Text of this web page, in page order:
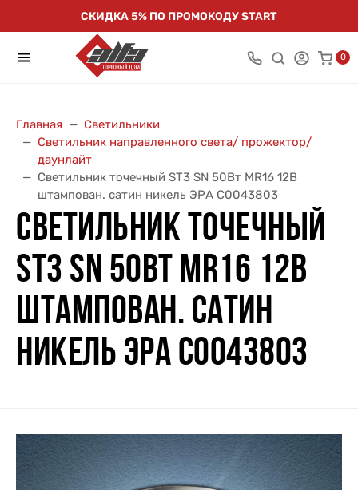
СКИДКА 5% ПО ПРОМОКОДУ START
0
Главная
Светильники
Светильник направленного света/ прожектор/
даунлайт
Светильник точечный ST3 SN 50Вт MR16 12В
штампован. сатин никель ЭРА C0043803
СВЕТИЛЬНИК ТОЧЕЧНЫЙ
ST3 SN 50ВТ MR16 12В
ШТАМПОВАН. САТИН
НИКЕЛЬ ЭРА C0043803